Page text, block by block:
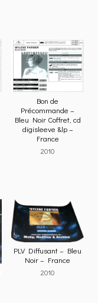
Bon de
Précommande –
Bleu Noir Coffret, cd
digisleeve &lp –
France
2010
PLV Diffusant – Bleu
Noir – France
2010